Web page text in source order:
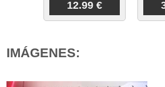
12.99 €
IMÁGENES: